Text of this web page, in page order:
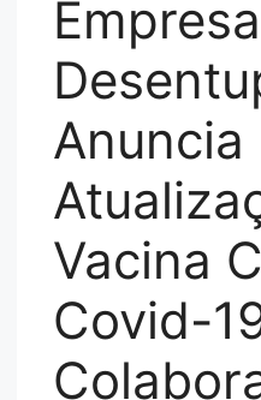
Anuncia
Vacina
Covid-